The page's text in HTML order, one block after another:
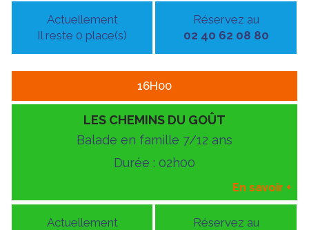
Actuellement
Il reste 0 place(s)
Réservez au
02 40 62 08 80
16H00
LES CHEMINS DU GOÛT
Balade en famille 7/12 ans
Durée : 02h00
En savoir +
Actuellement
Réservez au